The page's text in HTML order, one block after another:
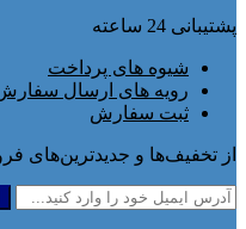
پشتیبانی 24 ساعته
شیوه های پرداخت
رویه های ارسال
ثبت سفارش
از تخفیف‌ها و جدیدترین‌های